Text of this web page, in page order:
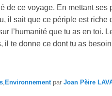
de ce voyage. En mettant ses
il sait que ce périple est riche
l’humanité que tu as en toi.
il te donne ce dont tu as
Environnement par Joan Pèire